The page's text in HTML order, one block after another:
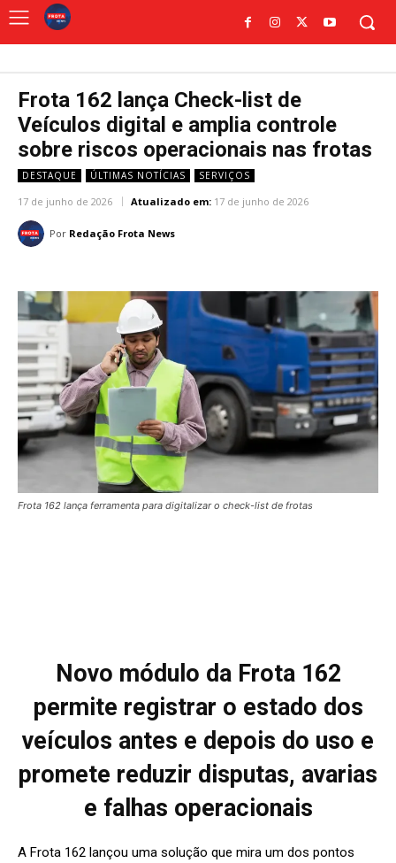
Frota 162 lança Check-list de
Veículos digital e amplia controle
sobre riscos operacionais nas frotas
DESTAQUE ÚLTIMAS NOTÍCIAS SERVIÇOS
17 de junho de 2026 Atualizado em: 17 de junho de 2026
Por Redação Frota News
Frota 162 lança ferramenta para digitalizar o check-list de frotas
Novo módulo da Frota 162
permite registrar o estado dos
veículos antes e depois do uso e
promete reduzir disputas, avarias
e falhas operacionais
A Frota 162 lançou uma solução que mira um dos pontos